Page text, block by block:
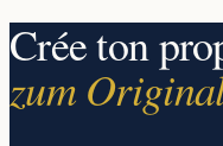
Crée ton
zum